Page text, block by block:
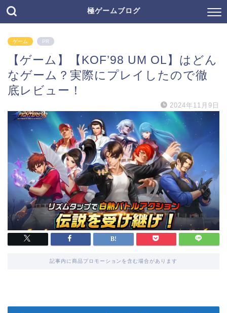
極ゲームブログ
ゲーム PR
【ゲーム】【KOF’98 UM OL】はどん
なゲーム？実際にプレイしたので徹
底レビュー！
2024年11月9日
記事内に商品プロモーションを含む場合があります